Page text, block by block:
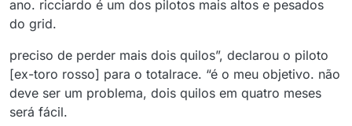
ano. ricciardo é um dos pilotos mais altos e pesados
do grid.
preciso de perder mais dois quilos”, declarou o piloto
[ex-toro rosso] para o totalrace. “é o meu objetivo. não
deve ser um problema, dois quilos em quatro meses
será fácil.